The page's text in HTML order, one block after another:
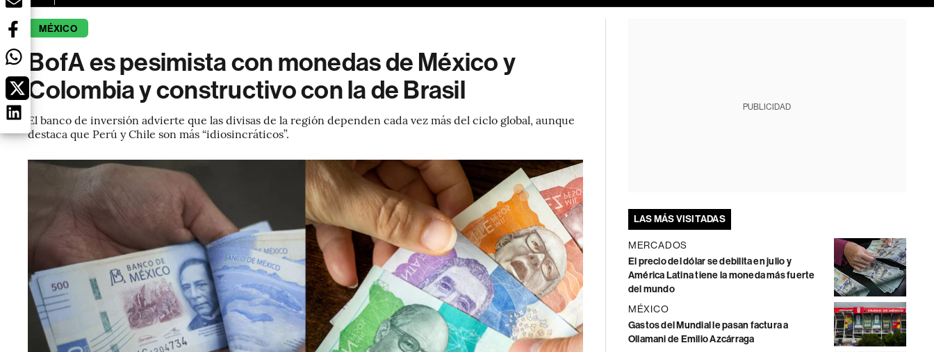
MÉXICO
BofA es pesimista con monedas de México y
Colombia y constructivo con la de Brasil
El banco de inversión advierte que las divisas de la región dependen cada vez más del ciclo global, aunque
destaca que Perú y Chile son más “idiosincráticos”.
PUBLICIDAD
LAS MÁS VISITADAS
MERCADOS
El precio del dólar se debilita en julio y
América Latina tiene la moneda más fuerte
del mundo
MÉXICO
Gastos del Mundial le pasan factura a
Ollamani de Emilio Azcárraga